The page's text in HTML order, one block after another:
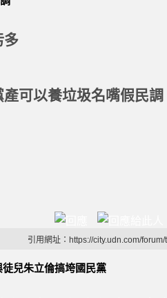
多
產可以養垃圾名嘴假民調
引用網址：https://city.udn.com/
兒朱立倫搞垮國民黨